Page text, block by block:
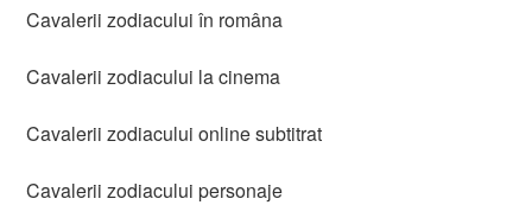
Cavalerii zodiacului în româna
Cavalerii zodiacului la cinema
Cavalerii zodiacului online subtitrat
Cavalerii zodiacului personaje